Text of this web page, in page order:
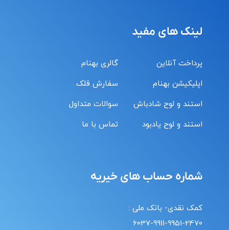
لینک های مفید
پرداخت آنلاین
اپلیکیشن بهنام
استند و لوح شادباش
استند و لوح یادبود
گالری بهنام
سفارش قلک
سوالات متداول
تماس با ما
شماره حساب های خیریه
کمک نقدی- بانک ملی :
6037-9911-9951-2470